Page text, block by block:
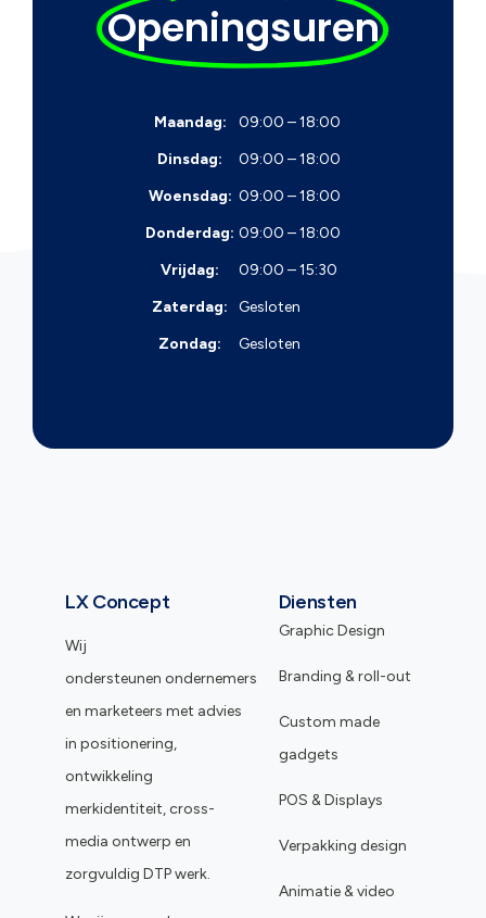
Openingsuren
Maandag:
09:00 – 18:00
Dinsdag:
09:00 – 18:00
Woensdag: 09:00 – 18:00
Donderdag: 09:00 – 18:00
Vrijdag:
09:00 – 15:30
Zaterdag:
Gesloten
Zondag:
Gesloten
LX Concept
Wij
ondersteunen ondernemers
en marketeers met advies
in positionering,
ontwikkeling
merkidentiteit, cross-
media ontwerp en
zorgvuldig DTP werk.
Diensten
Graphic Design
Branding & roll-out
Custom made
gadgets
POS & Displays
Verpakking design
Animatie & video